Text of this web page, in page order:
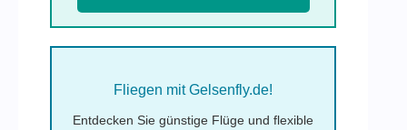
Fliegen mit Gelsenfly.de!
Entdecken Sie günstige Flüge und flexible